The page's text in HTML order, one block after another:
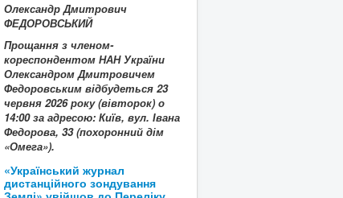
Олександр Дмитрович
ФЕДОРОВСЬКИЙ
Прощання з членом-
кореспондентом НАН України
Олександром Дмитровичем
Федоровським відбудеться 23
червня 2026 року (вівторок) о
14:00 за адресою: Київ, вул. Івана
Федорова, 33 (похоронний дім
«Омега»).
«Український журнал
дистанційного зондування